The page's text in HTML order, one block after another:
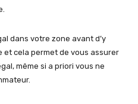
dans votre zone avant d’y
et cela permet de vous assurer
même si a priori vous ne